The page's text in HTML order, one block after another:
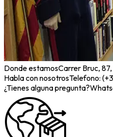
Donde estamosCarrer Bruc,
Habla con nosotrosTelefono:
¿Tienes alguna pregunta?